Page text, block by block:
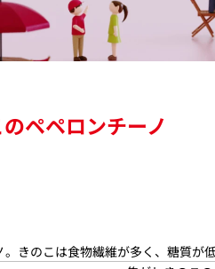
ペペロンチーノ
きのこは食物繊維が多く、糖質が